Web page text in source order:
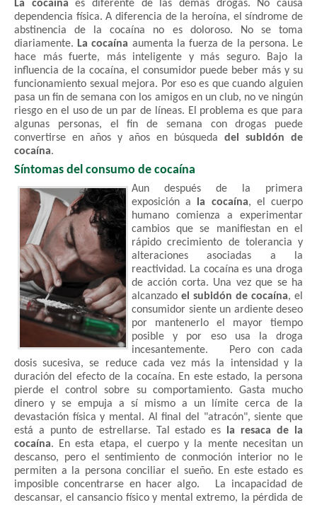
La cocaína es diferente de las demás drogas. No causa
dependencia física. A diferencia de la heroína, el síndrome de
abstinencia de la cocaína no es doloroso. No se toma
diariamente. La cocaína aumenta la fuerza de la persona. Le
hace más fuerte, más inteligente y más seguro. Bajo la
influencia de la cocaína, el consumidor puede beber más y su
funcionamiento sexual mejora. Por eso es que cuando alguien
pasa un fin de semana con los amigos en un club, no ve ningún
riesgo en el uso de un par de líneas. El problema es que para
algunas personas, el fin de semana con drogas puede
convertirse en años y años en búsqueda del subidón de
cocaína.
Síntomas del consumo de cocaína
Aun después de la primera
exposición a
la cocaína, el cuerpo
humano comienza a experimentar
cambios que se manifiestan en el
rápido crecimiento de tolerancia y
alteraciones asociadas a la
reactividad. La cocaína es una droga
de acción corta. Una vez que se ha
alcanzado el subidón de cocaína, el
consumidor siente un ardiente deseo
por mantenerlo el mayor tiempo
posible y por eso usa la droga
incesantemente. Pero con cada
dosis sucesiva, se reduce cada vez más la intensidad y la
duración del efecto de la cocaína. En este estado, la persona
pierde el control sobre su comportamiento. Gasta mucho
dinero y se empuja a sí mismo a un límite cerca de la
devastación física y mental. Al final del "atracón", siente que
está a punto de estrellarse. Tal estado es
la resaca de la
cocaína. En esta etapa, el cuerpo y la mente necesitan un
descanso, pero el sentimiento de conmoción interior no le
permiten a la persona conciliar el sueño. En este estado es
imposible concentrarse en hacer algo. La incapacidad de
descansar, el cansancio físico y mental extremo, la pérdida de